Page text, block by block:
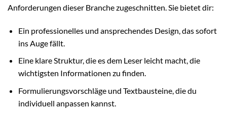
Anforderungen dieser Branche zugeschnitten. Sie bietet dir:
Ein professionelles und ansprechendes Design, das sofort
ins Auge fällt.
Eine klare Struktur, die es dem Leser leicht macht, die
wichtigsten Informationen zu finden.
Formulierungsvorschläge und Textbausteine, die du
individuell anpassen kannst.